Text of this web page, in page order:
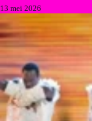
13 mei 2026